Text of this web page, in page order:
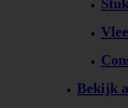
Bekijk